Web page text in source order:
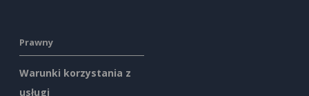
Prawny
Warunki korzystania z
usługi